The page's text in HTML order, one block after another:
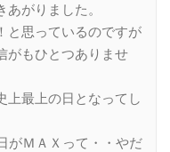
がりました。
と思っているのですが
がもひとつありませ
上最上の日となってし
がＭＡＸって・・やだ